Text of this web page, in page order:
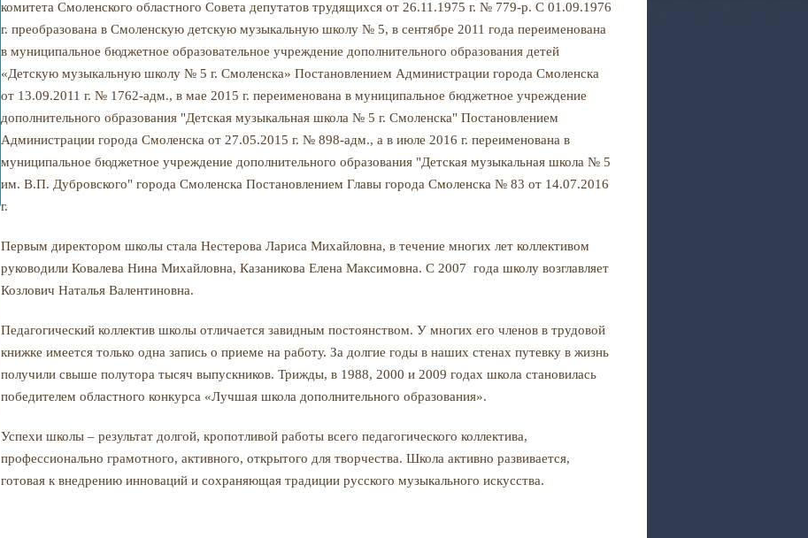
комитета Смоленского областного Совета депутатов трудящихся от 26.11.1975 г. № 779-р. С 01.09.1976
г. преобразована в Смоленскую детскую музыкальную школу № 5, в сентябре 2011 года переименована
в муниципальное бюджетное образовательное учреждение дополнительного образования детей
«Детскую музыкальную школу № 5 г. Смоленска» Постановлением Администрации города Смоленска
от 13.09.2011 г. № 1762-адм., в мае 2015 г. переименована в муниципальное бюджетное учреждение
дополнительного образования "Детская музыкальная школа № 5 г. Смоленска" Постановлением
Администрации города Смоленска от 27.05.2015 г. № 898-адм., а в июле 2016 г. переименована в
муниципальное бюджетное учреждение дополнительного образования "Детская музыкальная школа № 5
им. В.П. Дубровского" города Смоленска Постановлением Главы города Смоленска № 83 от 14.07.2016
г.
Первым директором школы стала Нестерова Лариса Михайловна, в течение многих лет коллективом
руководили Ковалева Нина Михайловна, Казаникова Елена Максимовна. С 2007 года школу возглавляет
Козлович Наталья Валентиновна.
Педагогический коллектив школы отличается завидным постоянством. У многих его членов в трудовой
книжке имеется только одна запись о приеме на работу. За долгие годы в наших стенах путевку в жизнь
получили свыше полутора тысяч выпускников. Трижды, в 1988, 2000 и 2009 годах школа становилась
победителем областного конкурса «Лучшая школа дополнительного образования».
Успехи школы – результат долгой, кропотливой работы всего педагогического коллектива,
профессионально грамотного, активного, открытого для творчества. Школа активно развивается,
готовая к внедрению инноваций и сохраняющая традиции русского музыкального искусства.